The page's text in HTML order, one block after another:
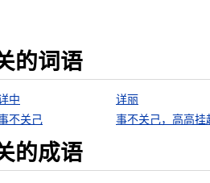
的词语
中
详丽
不关己 事不关己，高高挂
的成语